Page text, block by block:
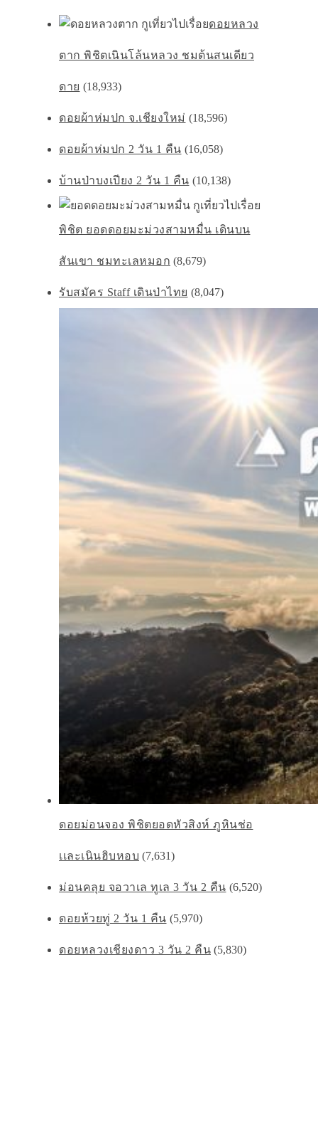
ดอยหลวง
ตาก พิชิตเนินโล้นหลวง ชมต้นสนเดียว
ดาย (18,933)
ดอยผ้าห่มปก จ.เชียงใหม่ (18,596)
ดอยผ้าห่มปก 2 วัน 1 คืน (16,058)
บ้านป่าบงเปียง 2 วัน 1 คืน (10,138)
พิชิต ยอดดอยมะม่วงสามหมื่น เดินบน
สันเขา ชมทะเลหมอก (8,679)
รับสมัคร Staff เดินป่าไทย (8,047)
ดอยม่อนจอง พิชิตยอดหัวสิงห์ ภูหินช่อ
เเละเนินฮิบหอบ (7,631)
ม่อนคลุย จอวาเล ทูเล 3 วัน 2 คืน (6,520)
ดอยห้วยทู่ 2 วัน 1 คืน (5,970)
ดอยหลวงเชียงดาว 3 วัน 2 คืน (5,830)